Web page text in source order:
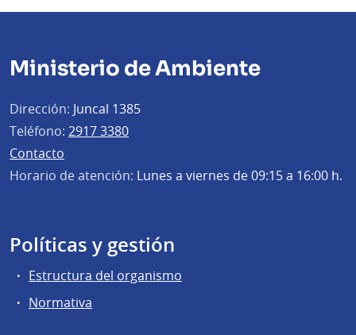
Ministerio de Ambiente
Dirección: Juncal 1385
Teléfono: 2917 3380
Contacto
Horario de atención: Lunes a viernes de 09:15 a 16:00 h.
Políticas y gestión
Estructura del organismo
Normativa